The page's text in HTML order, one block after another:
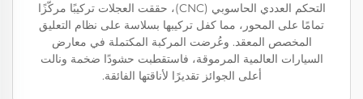
التحكم العددي الحاسوبي (CNC)، حققت العجلات تركيبًا مركّزًا
تمامًا على المحور، مما كفل تركيبها بسلاسة على نظام التعليق
المخصص المعقد. وعُرضت المركبة المكتملة في معارض
السيارات العالمية المرموقة، فاستقطبت حشودًا ضخمة ونالت
أعلى الجوائز تقديرًا لأناقتها الفائقة.